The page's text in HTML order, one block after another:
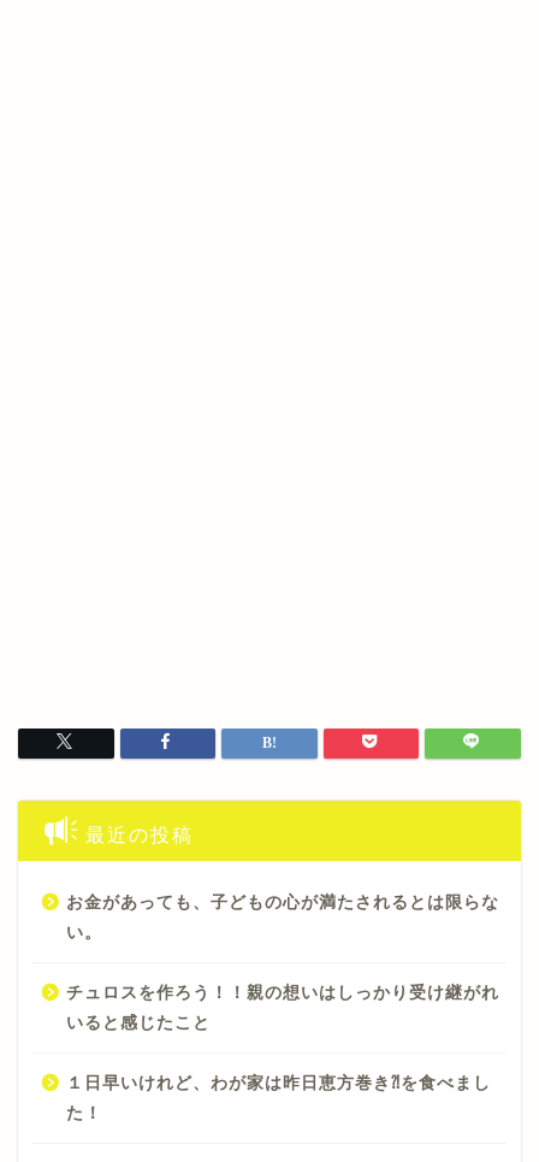
最近の投稿
お金があっても、子どもの心が満たされるとは限らな
い。
チュロスを作ろう！！親の想いはしっかり受け継がれ
いると感じたこと
１日早いけれど、わが家は昨日恵方巻き⁈を食べまし
た！